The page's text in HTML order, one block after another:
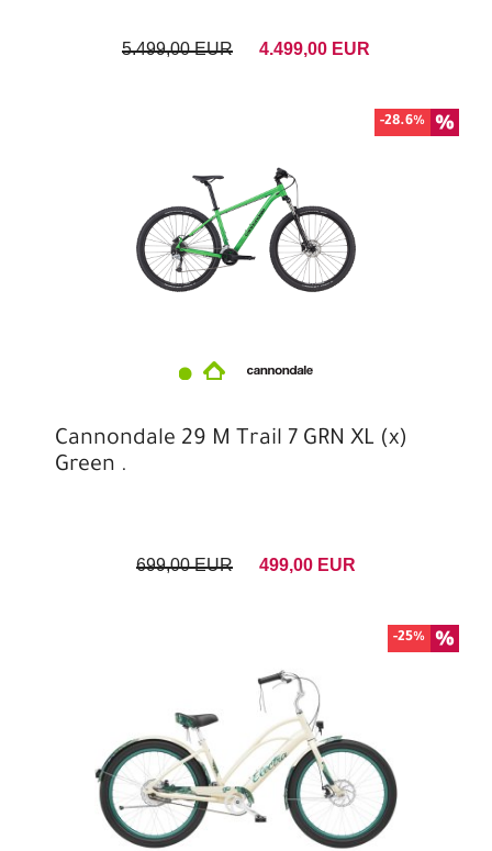
5.499,00 EUR 4.499,00 EUR
-28.6%
Cannondale 29 M Trail 7 GRN XL (x)
Green .
699,00 EUR 499,00 EUR
-25%